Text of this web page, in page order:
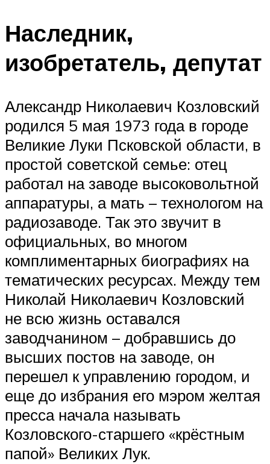
Наследник,
изобретатель, депутат
Александр Николаевич Козловский
родился 5 мая 1973 года в городе
Великие Луки Псковской области, в
простой советской семье: отец
работал на заводе высоковольтной
аппаратуры, а мать – технологом на
радиозаводе. Так это звучит в
официальных, во многом
комплиментарных биографиях на
тематических ресурсах. Между тем
Николай Николаевич Козловский
не всю жизнь оставался
заводчанином – добравшись до
высших постов на заводе, он
перешел к управлению городом, и
еще до избрания его мэром желтая
пресса начала называть
Козловского-старшего «крёстным
папой» Великих Лук.